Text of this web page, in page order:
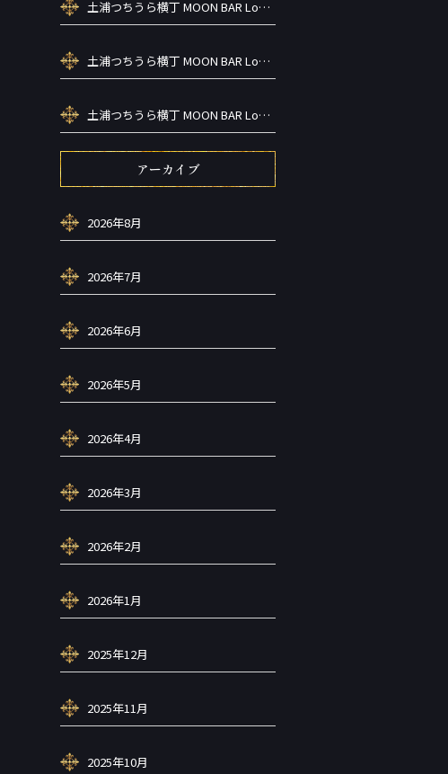
土浦つちうら横丁 MOON BAR Lounge ーズメントBAR シーシャカラ オケお酒
土浦つちうら横丁 MOON BAR Lounge ーズメントBAR シーシャカラ オケお酒
土浦つちうら横丁 MOON BAR Lounge ーズメントBAR シーシャカラ オケお酒
アーカイブ
2026年8月
2026年7月
2026年6月
2026年5月
2026年4月
2026年3月
2026年2月
2026年1月
2025年12月
2025年11月
2025年10月